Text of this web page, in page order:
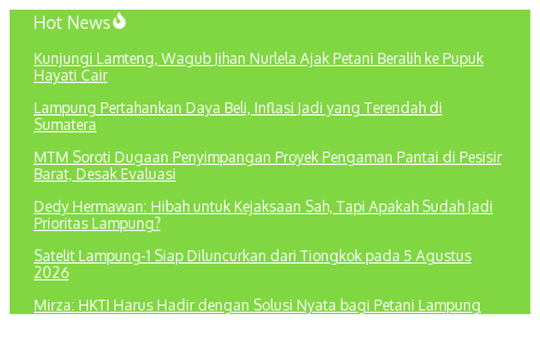
Lewati
konten
Hot News
Kunjungi Lamteng, Wagub Jihan Nurlela Ajak Petani Beralih ke Pupuk
Hayati Cair
Lampung Pertahankan Daya Beli, Inflasi Jadi yang Terendah di
Sumatera
MTM Soroti Dugaan Penyimpangan Proyek Pengaman Pantai di Pesisir
Barat, Desak Evaluasi
Dedy Hermawan: Hibah untuk Kejaksaan Sah, Tapi Apakah Sudah Jadi
Prioritas Lampung?
Satelit Lampung-1 Siap Diluncurkan dari Tiongkok pada 5 Agustus
2026
Mirza: HKTI Harus Hadir dengan Solusi Nyata bagi Petani Lampung